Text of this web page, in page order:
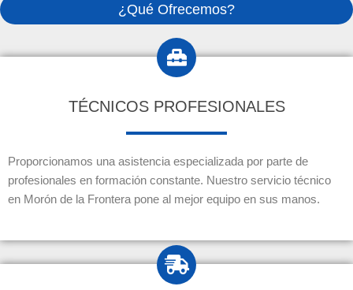
¿Qué Ofrecemos?
TÉCNICOS PROFESIONALES
Proporcionamos una asistencia especializada por parte de
profesionales en formación constante. Nuestro servicio técnico
en Morón de la Frontera pone al mejor equipo en sus manos.